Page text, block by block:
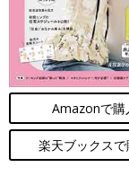
「むしとりにいこ
楽しくワイワイ騒
から次へと広がっ
の世界。読めば、
Amazonで購
楽天ブックスで